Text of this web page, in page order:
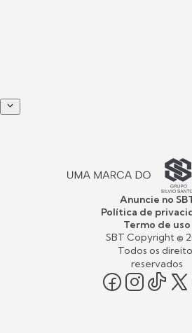
Anuncie no
Política de
Termo de uso
SBT Copyright ©
Todos os
reservados